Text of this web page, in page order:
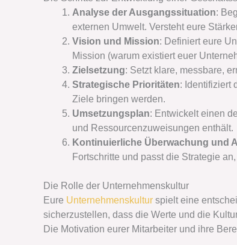
Analyse der Ausgangssituation:
externen Umwelt. Versteht eure
Vision und Mission: Definiert eure
Mission (warum existiert euer
Zielsetzung: Setzt klare, messbare,
Strategische Prioritäten: Identifiziert
Ziele bringen werden.
Umsetzungsplan: Entwickelt einen
und Ressourcenzuweisungen enthält.
Kontinuierliche Überwachung und
Fortschritte und passt die Strategie
Die Rolle der Unternehmenskultur
Eure Unternehmenskultur spielt eine
sicherzustellen, dass die Werte und die
Die Motivation eurer Mitarbeiter und ihre